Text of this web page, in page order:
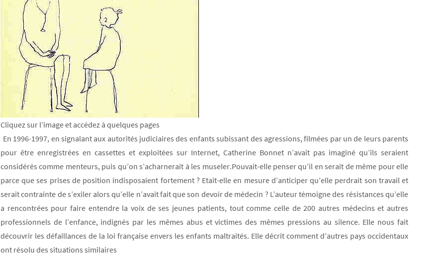
Cliquez sur l’image et accédez à quelques pages
En 1996-1997, en signalant aux autorités judiciaires des enfants subissant des agressions, filmées par un de leurs parents
pour être enregistrées en cassettes et exploitées sur Internet, Catherine Bonnet n’avait pas imaginé qu’ils seraient
considérés comme menteurs, puis qu’on s’acharnerait à les museler.Pouvait-elle penser qu’il en serait de même pour elle
parce que ses prises de position indisposaient fortement ? Etait-elle en mesure d’anticiper qu’elle perdrait son travail et
serait contrainte de s’exiler alors qu’elle n’avait fait que son devoir de médecin ? L’auteur témoigne des résistances qu’elle
a rencontrées pour faire entendre la voix de ses jeunes patients, tout comme celle de 200 autres médecins et autres
professionnels de l’enfance, indignés par les mêmes abus et victimes des mêmes pressions au silence. Elle nous fait
découvrir les défaillances de la loi française envers les enfants maltraités. Elle décrit comment d’autres pays occidentaux
ont résolu des situations similaires